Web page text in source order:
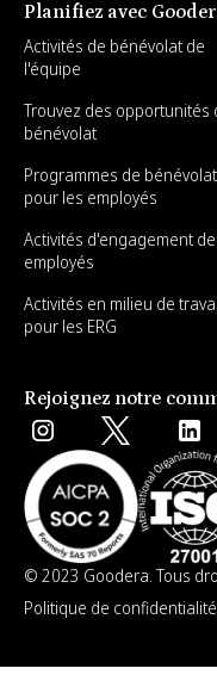
Planifiez avec
Activités de bénévolat de
l'équipe
Trouvez des opportunités
bénévolat
Programmes de bénévolat
pour les employés
Activités d'engagement
employés
Activités en milieu de
pour les ERG
Rejoignez notre
© 2023 Goodera. Tous
Politique de confidentialité